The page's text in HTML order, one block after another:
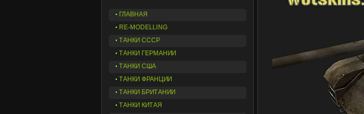
ГЛАВНАЯ
RE-MODELLING
ТАНКИ СССР
ТАНКИ ГЕРМАНИИ
ТАНКИ США
ТАНКИ ФРАНЦИИ
ТАНКИ БРИТАНИИ
ТАНКИ КИТАЯ